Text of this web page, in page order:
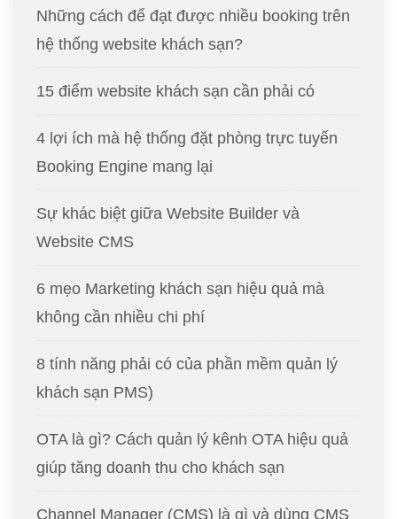
Những cách để đạt được nhiều booking trên
hệ thống website khách sạn?
15 điểm website khách sạn cần phải có
4 lợi ích mà hệ thống đặt phòng trực tuyến
Booking Engine mang lại
Sự khác biệt giữa Website Builder và
Website CMS
6 mẹo Marketing khách sạn hiệu quả mà
không cần nhiều chi phí
8 tính năng phải có của phần mềm quản lý
khách sạn PMS)
OTA là gì? Cách quản lý kênh OTA hiệu quả
giúp tăng doanh thu cho khách sạn
Channel Manager (CMS) là gì và dùng CMS